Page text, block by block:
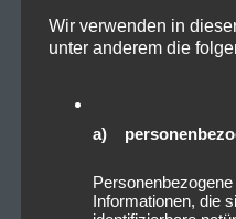
Eluveitie – Ànv
Pt. III
Wir verwenden in
unter anderem die
a)
Informationen, die